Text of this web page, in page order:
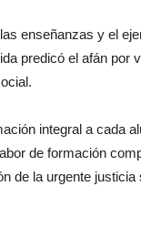
enseñanzas y el
predicó el afán por
integral a cada
de formación
de la urgente justicia